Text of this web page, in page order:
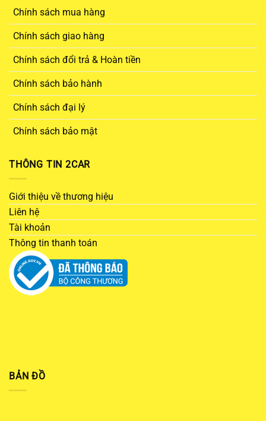
Chính sách mua hàng
Chính sách giao hàng
Chính sách đổi trả & Hoàn tiền
Chính sách bảo hành
Chính sách đại lý
Chính sách bảo mật
THÔNG TIN 2CAR
Giới thiệu về thương hiệu
Liên hệ
Tài khoản
Thông tin thanh toán
BẢN ĐỒ